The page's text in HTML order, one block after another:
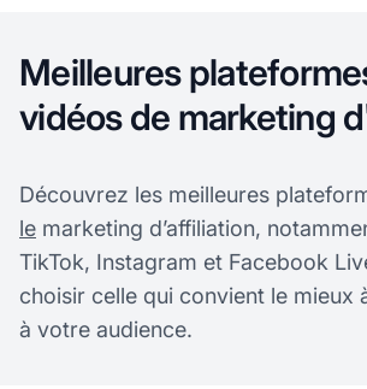
Meilleures
vidéos de marketing
Découvrez les meilleures
le marketing d’affiliation,
TikTok, Instagram et Facebook
choisir celle qui convient le mieux
à votre audience.